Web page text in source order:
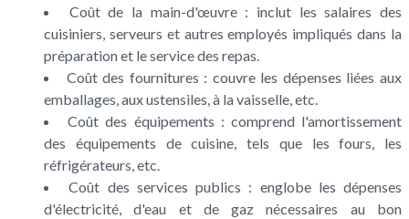
Coût de la main-d'œuvre : inclut les salaires des
cuisiniers, serveurs et autres employés impliqués dans la
préparation et le service des repas.
Coût des fournitures : couvre les dépenses liées aux
emballages, aux ustensiles, à la vaisselle, etc.
Coût des équipements : comprend l'amortissement
des équipements de cuisine, tels que les fours, les
réfrigérateurs, etc.
Coût des services publics : englobe les dépenses
d'électricité, d'eau et de gaz nécessaires au bon